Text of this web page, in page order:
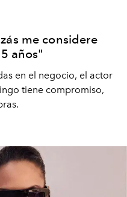
me considere
años"
en el negocio, el actor
tiene compromiso,